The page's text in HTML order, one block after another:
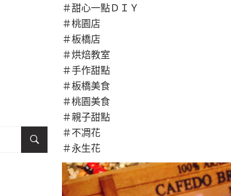
＃甜心一點ＤＩＹ
＃桃園店
＃板橋店
＃烘焙教室
＃手作甜點
＃板橋美食
＃桃園美食
＃親子甜點
＃不凋花
＃永生花